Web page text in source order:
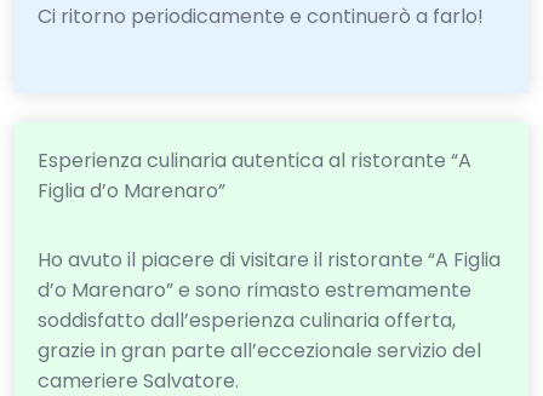
Ci ritorno periodicamente e continuerò a farlo!
Esperienza culinaria autentica al ristorante “A
Figlia d’o Marenaro”
Ho avuto il piacere di visitare il ristorante “A Figlia
d’o Marenaro” e sono rimasto estremamente
soddisfatto dall’esperienza culinaria offerta,
grazie in gran parte all’eccezionale servizio del
cameriere Salvatore.